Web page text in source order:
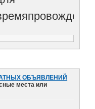
ОБЪЯВЛЕНИЙ
места или